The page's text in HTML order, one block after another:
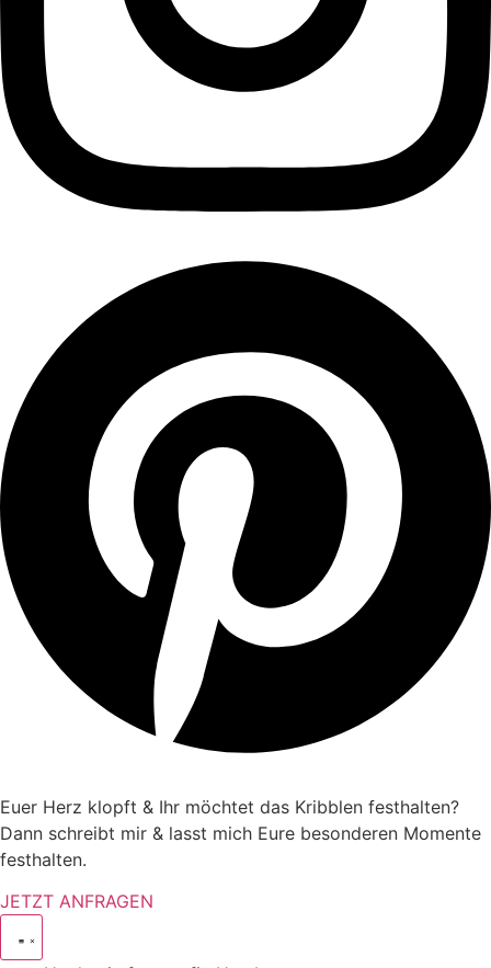
Euer Herz klopft & Ihr möchtet das Kribblen festhalten?
Dann schreibt mir & lasst mich Eure besonderen Momente
festhalten.
JETZT ANFRAGEN